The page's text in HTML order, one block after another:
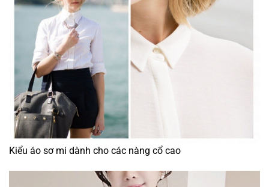
Kiểu áo sơ mi dành cho các nàng cổ cao